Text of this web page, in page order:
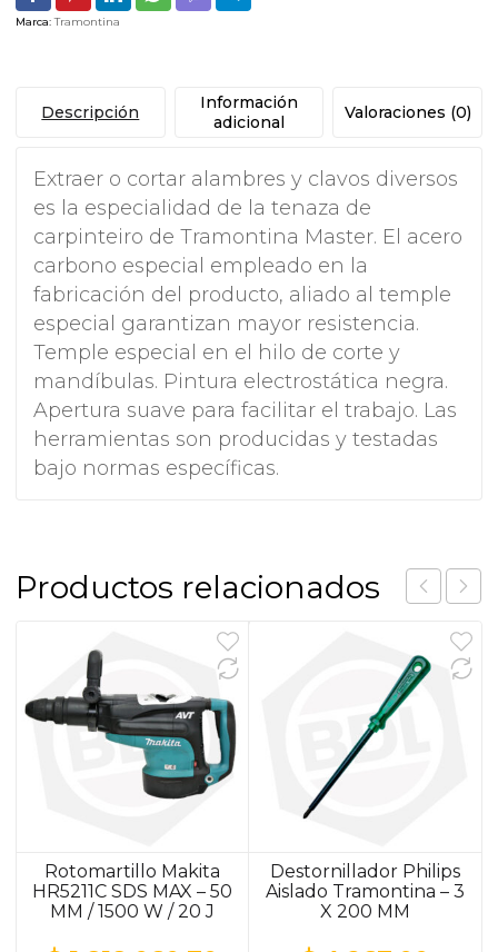
Marca:Tramontina
Descripción
Información
adicional
Valoraciones (0)
Extraer o cortar alambres y clavos diversos
es la especialidad de la tenaza de
carpinteiro de Tramontina Master. El acero
carbono especial empleado en la
fabricación del producto, aliado al temple
especial garantizan mayor resistencia.
Temple especial en el hilo de corte y
mandíbulas. Pintura electrostática negra.
Apertura suave para facilitar el trabajo. Las
herramientas son producidas y testadas
bajo normas específicas.
Productos relacionados
Rotomartillo Makita
HR5211C SDS MAX – 50
MM / 1500 W / 20 J
Destornillador Philips
Aislado Tramontina – 3
X 200 MM